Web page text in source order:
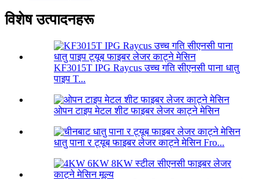
विशेष उत्पादनहरू
KF3015T IPG Raycus उच्च गति सीएनसी पाना धातु
पाइप T...
ओपन टाइप मेटल शीट फाइबर लेजर काट्ने मेसिन
धातु पाना र ट्यूब फाइबर लेजर काट्ने मेसिन Fro...